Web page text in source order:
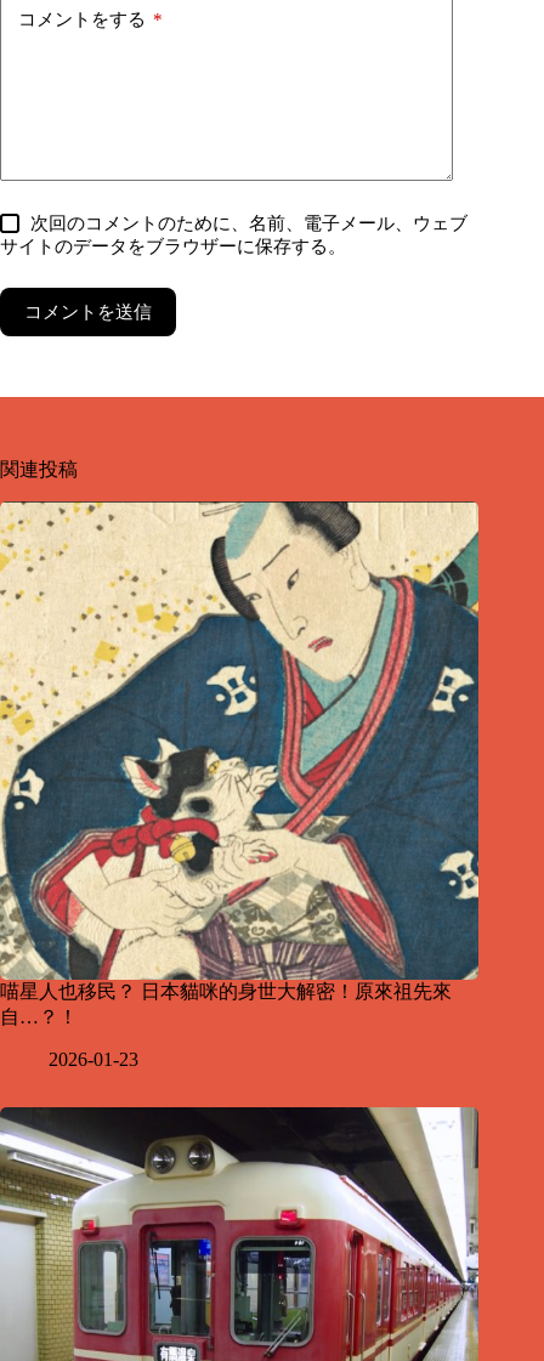
コメントをする *
次回のコメントのために、名前、電子メール、ウェブ
サイトのデータをブラウザーに保存する。
コメントを送信
関連投稿
喵星人也移民？ 日本貓咪的身世大解密！原來祖先來
自…？！
2026-01-23